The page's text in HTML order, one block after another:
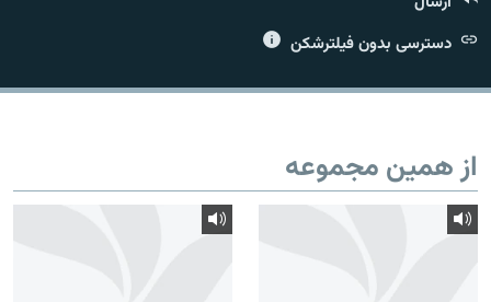
دسترسی بدون فیلترشکن
از همین مجموعه